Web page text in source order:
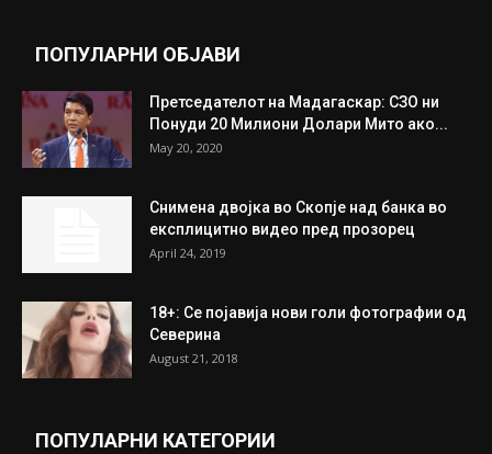
ПОПУЛАРНИ ОБЈАВИ
Претседателот на Мадагаскар: СЗО ни
Понуди 20 Милиони Долари Мито ако...
May 20, 2020
Снимена двојка во Скопје над банка во
експлицитно видео пред прозорец
April 24, 2019
18+: Се појавија нови голи фотографии од
Северина
August 21, 2018
ПОПУЛАРНИ КАТЕГОРИИ